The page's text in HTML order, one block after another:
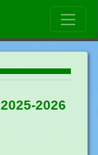
2026